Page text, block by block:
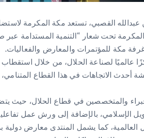
عبدالله القصبي، تستعد مكة المكرمة
غرفة مكة المكرمة تحت شعار “التنمية المستدامة
عالميًا لصناعة الحلال، من خلال استقطاب
أحدث الاتجاهات في هذا القطاع
والمتخصصين في قطاع الحلال،
الإسلامي، بالإضافة إلى ورش عمل